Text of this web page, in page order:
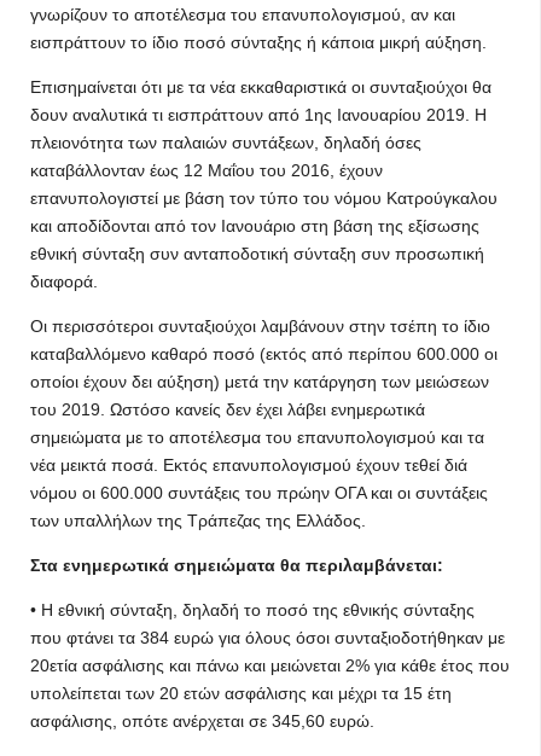
γνωρίζουν το αποτέλεσμα του επανυπολογισμού, αν και
εισπράττουν το ίδιο ποσό σύνταξης ή κάποια μικρή αύξηση.
Επισημαίνεται ότι με τα νέα εκκαθαριστικά οι συνταξιούχοι θα
δουν αναλυτικά τι εισπράττουν από 1ης Ιανουαρίου 2019. Η
πλειονότητα των παλαιών συντάξεων, δηλαδή όσες
καταβάλλονταν έως 12 Μαΐου του 2016, έχουν
επανυπολογιστεί με βάση τον τύπο του νόμου Κατρούγκαλου
και αποδίδονται από τον Ιανουάριο στη βάση της εξίσωσης
εθνική σύνταξη συν ανταποδοτική σύνταξη συν προσωπική
διαφορά.
Οι περισσότεροι συνταξιούχοι λαμβάνουν στην τσέπη το ίδιο
καταβαλλόμενο καθαρό ποσό (εκτός από περίπου 600.000 οι
οποίοι έχουν δει αύξηση) μετά την κατάργηση των μειώσεων
του 2019. Ωστόσο κανείς δεν έχει λάβει ενημερωτικά
σημειώματα με το αποτέλεσμα του επανυπολογισμού και τα
νέα μεικτά ποσά. Εκτός επανυπολογισμού έχουν τεθεί διά
νόμου οι 600.000 συντάξεις του πρώην ΟΓΑ και οι συντάξεις
των υπαλλήλων της Τράπεζας της Ελλάδος.
Στα ενημερωτικά σημειώματα θα περιλαμβάνεται:
• H εθνική σύνταξη, δηλαδή το ποσό της εθνικής σύνταξης
που φτάνει τα 384 ευρώ για όλους όσοι συνταξιοδοτήθηκαν με
20ετία ασφάλισης και πάνω και μειώνεται 2% για κάθε έτος που
υπολείπεται των 20 ετών ασφάλισης και μέχρι τα 15 έτη
ασφάλισης, οπότε ανέρχεται σε 345,60 ευρώ.